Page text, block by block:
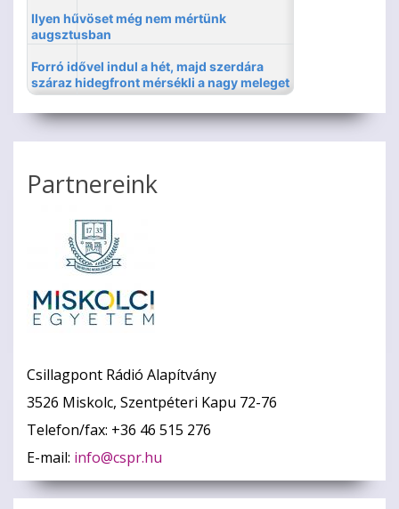
Partnereink
Csillagpont Rádió Alapítvány
3526 Miskolc, Szentpéteri Kapu 72-76
Telefon/fax: +36 46 515 276
E-mail: info@cspr.hu